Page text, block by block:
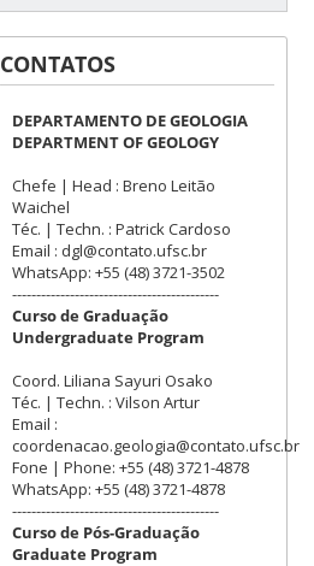
CONTATOS
DEPARTAMENTO DE GEOLOGIA
DEPARTMENT OF GEOLOGY
Chefe | Head : Breno Leitão
Waichel
Téc. | Techn. : Patrick Cardoso
Email : dgl@contato.ufsc.br
WhatsApp: +55 (48) 3721-3502
-------------------------------------------
Curso de Graduação
Undergraduate Program
Coord. Liliana Sayuri Osako
Téc. | Techn. : Vilson Artur
Email :
coordenacao.geologia@contato.ufsc.br
Fone | Phone: +55 (48) 3721-4878
WhatsApp: +55 (48) 3721-4878
-------------------------------------------
Curso de Pós-Graduação
Graduate Program